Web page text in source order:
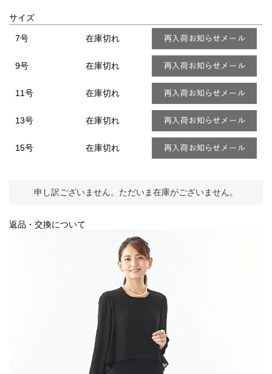
サイズ
7号 在庫切れ
9号 在庫切れ
11号 在庫切れ
13号 在庫切れ
15号 在庫切れ
申し訳ございません。ただいま在庫がございません。
返品・交換について